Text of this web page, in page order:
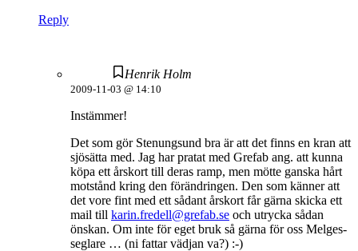
Reply
Henrik Holm
2009-11-03 @ 14:10
Instämmer!
Det som gör Stenungsund bra är att det finns en kran att
sjösätta med. Jag har pratat med Grefab ang. att kunna
köpa ett årskort till deras ramp, men mötte ganska hårt
motstånd kring den förändringen. Den som känner att
det vore fint med ett sådant årskort får gärna skicka ett
mail till karin.fredell@grefab.se och utrycka sådan
önskan. Om inte för eget bruk så gärna för oss Melges-
seglare … (ni fattar vädjan va?) :-)